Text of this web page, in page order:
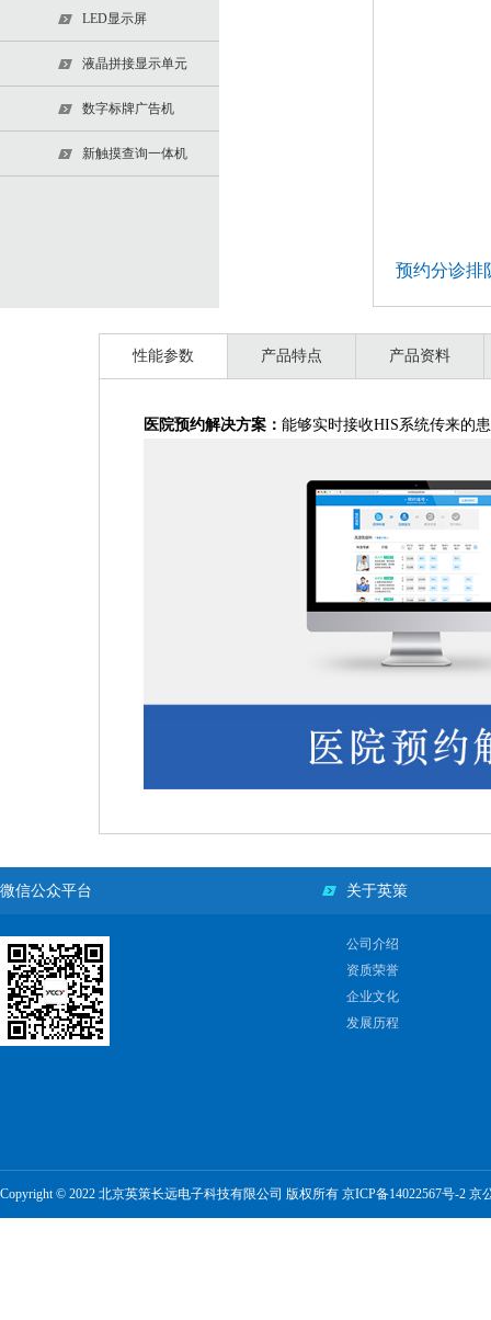
LED显示屏
液晶拼接显示单元
数字标牌广告机
新触摸查询一体机
预约分诊排
性能参数 产品特点 产品资料
医院预约解决方案： 能够实时接收HIS系统传来的
微信公众平台 关于英策
公司介绍
资质荣誉
企业文化
发展历程
Copyright © 2022 北京英策长远电子科技有限公司 版权所有 京ICP备14022567号-2 京